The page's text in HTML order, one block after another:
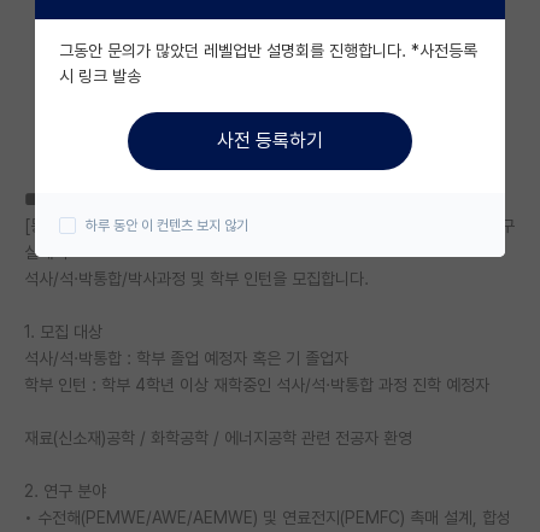
자유 게시판(아무개랩)
미국 유학 게시판
미국 대학원 합격 후기 게시판
대학원생 모집 게시판
연구실(PI) 홍보 게시판
임용 정보 게시판
취업 게시판
임용 후기 게시판
■ 연구실 소개
[등록금/생활비 지원] 한양대학교 신소재공학과 에너지 촉매 소재·소자 연구
실에서
석사/석·박통합/박사과정 및 학부 인턴을 모집합니다.
1. 모집 대상
석사/석·박통합 : 학부 졸업 예정자 혹은 기 졸업자
학부 인턴 : 학부 4학년 이상 재학중인 석사/석·박통합 과정 진학 예정자
재료(신소재)공학 / 화학공학 / 에너지공학 관련 전공자 환영
2. 연구 분야
• 수전해(PEMWE/AWE/AEMWE) 및 연료전지(PEMFC) 촉매 설계, 합성
그동안 문의가 많았던 레벨업반 설명회를 진행합니다. *사전등록
시 링크 발송
사전 등록하기
하루 동안 이 컨텐츠 보지 않기